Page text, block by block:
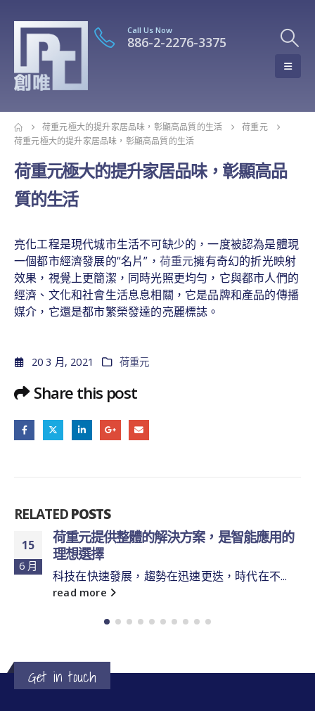
Call Us Now
886-2-2276-3375
荷重元極大的提升家居品味，彰顯高品質的生活
荷重元
荷重元極大的提升家居品味，彰顯高品質的生活
荷重元極大的提升家居品味，彰顯高品
質的生活
亮化工程是現代城市生活不可缺少的，一度被認為是體現
一個都市經濟發展的“名片”， 荷重元擁有奇幻的折光映射
效果，視覺上更簡潔，同時光照更均勻，它與都市人們的
經濟、文化和社會生活息息相關，它是品牌和產品的傳播
媒介，它還是都市繁榮發達的亮麗標誌。
20 3 月, 2021 荷重元
Share this post
RELATEDPOSTS
15
6 月
荷重元提供整體的解決方案，是智能應用的
理想選擇
科技在快速發展，趨勢在迅速更迭，時代在不...
read more
Get in touch